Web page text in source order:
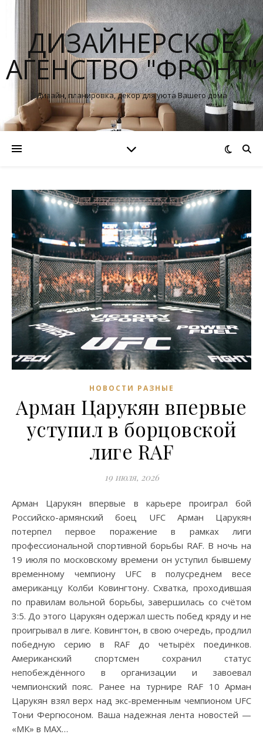
ДИЗАЙНЕРСКОЕ
АГЕНСТВО "ФРОНТ"
Дизайн, планировка, декор для уюта Вашего дома
НОВОСТИ РАЗНЫЕ
Арман Царукян впервые
уступил в борцовской
лиге RAF
19 июля, 2026
Арман Царукян впервые в карьере проиграл бой
Российско-армянский боец UFC Арман Царукян
потерпел первое поражение в рамках лиги
профессиональной спортивной борьбы RAF. В ночь на
19 июля по московскому времени он уступил бывшему
временному чемпиону UFC в полусреднем весе
американцу Колби Ковингтону. Схватка, проходившая
по правилам вольной борьбы, завершилась со счётом
3:5. До этого Царукян одержал шесть побед кряду и не
проигрывал в лиге. Ковингтон, в свою очередь, продлил
победную серию в RAF до четырёх поединков.
Американский спортсмен сохранил статус
непобеждённого в организации и завоевал
чемпионский пояс. Ранее на турнире RAF 10 Арман
Царукян взял верх над экс-временным чемпионом UFC
Тони Фергюсоном. Ваша надежная лента новостей —
«МК» в MAX…